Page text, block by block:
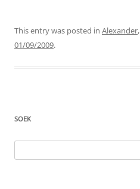
This entry was posted in Alexander,
01/09/2009.
SOEK
for: